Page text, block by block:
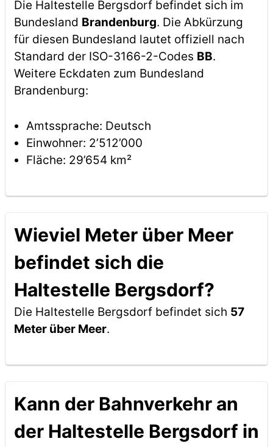
Die Haltestelle Bergsdorf befindet sich im
Bundesland Brandenburg. Die Abkürzung
für diesen Bundesland lautet offiziell nach
Standard der ISO-3166-2-Codes BB.
Weitere Eckdaten zum Bundesland
Brandenburg:
Amtssprache: Deutsch
Einwohner: 2’512’000
Fläche: 29’654 km²
Wieviel Meter über Meer
befindet sich die
Haltestelle Bergsdorf?
Die Haltestelle Bergsdorf befindet sich 57
Meter über Meer.
Kann der Bahnverkehr an
der Haltestelle Bergsdorf in